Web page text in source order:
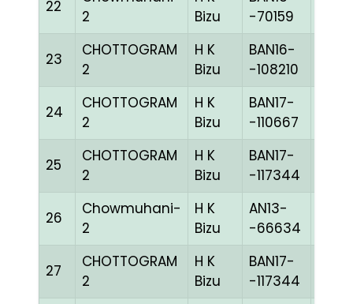
22
2
Bizu
-70159
23
CHOTTOGRAM
2
H K
Bizu
BAN16-
-108210
24
CHOTTOGRAM
2
H K
Bizu
BAN17-
-110667
25
CHOTTOGRAM
2
H K
Bizu
BAN17-
-117344
26
Chowmuhani-
2
H K
Bizu
AN13-
-66634
27
CHOTTOGRAM
2
H K
Bizu
BAN17-
-117344